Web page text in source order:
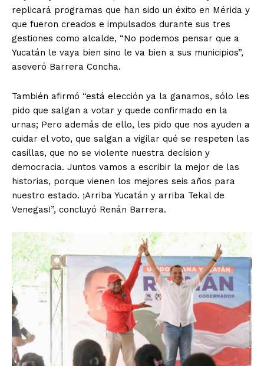
replicará programas que han sido un éxito en Mérida y
que fueron creados e impulsados durante sus tres
gestiones como alcalde, “No podemos pensar que a
Yucatán le vaya bien sino le va bien a sus municipios”,
aseveró Barrera Concha.
También afirmó “está elección ya la ganamos, sólo les
pido que salgan a votar y quede confirmado en la
urnas; Pero además de ello, les pido que nos ayuden a
cuidar el voto, que salgan a vigilar qué se respeten las
casillas, que no se violente nuestra decísion y
democracia. Juntos vamos a escribir la mejor de las
historias, porque vienen los mejores seis años para
nuestro estado. ¡Arriba Yucatán y arriba Tekal de
Venegas!”, concluyó Renán Barrera.